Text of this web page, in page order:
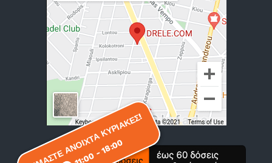
ΕΙΜΑΣΤΕ ΑΝΟΙΧΤΑ ΚΥΡΙΑΚΕΣ!
11:00 - 18:00
ΕΙΜΑΣΤΕ ΑΝΟΙΧΤΑ ΚΥΡΙΑΚΕΣ!
11:00 - 18:00